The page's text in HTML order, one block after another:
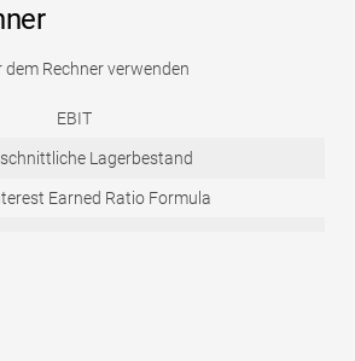
Rechner verwenden
EBIT
Lagerbestand
Earned Ratio Formula